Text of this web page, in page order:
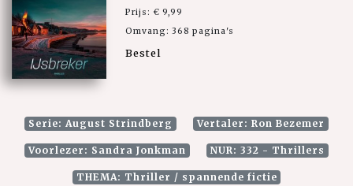
Prijs: € 9,99
Omvang: 368 pagina's
Bestel
Serie: August Strindberg Vertaler: Ron Bezemer
Voorlezer: Sandra Jonkman NUR: 332 - Thrillers
THEMA: Thriller / spannende fictie